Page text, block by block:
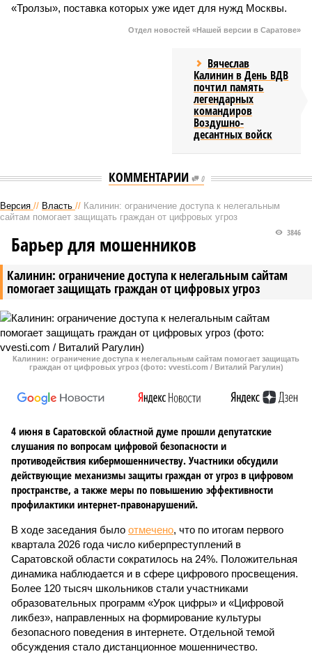
«Тролзы», поставка которых уже идет для нужд Москвы.
Отдел новостей «Нашей версии в Саратове»
Вячеслав
Калинин в День ВДВ
почтил память
легендарных
командиров
Воздушно-
десантных войск
КОММЕНТАРИИ 0
Версия // Власть // Калинин: ограничение доступа к нелегальным
сайтам помогает защищать граждан от цифровых угроз
Калинин: ограничение доступа к нелегальным сайтам
помогает защищать граждан от цифровых угроз
3846
Барьер для мошенников
Калинин: ограничение доступа к нелегальным сайтам помогает защищать
граждан от цифровых угроз (фото: vvesti.com / Виталий Рагулин)
4 июня в Саратовской областной думе прошли депутатские
слушания по вопросам цифровой безопасности и
противодействия кибермошенничеству. Участники обсудили
действующие механизмы защиты граждан от угроз в цифровом
пространстве, а также меры по повышению эффективности
профилактики интернет-правонарушений.
В ходе заседания было отмечено, что по итогам первого
квартала 2026 года число киберпреступлений в
Саратовской области сократилось на 24%. Положительная
динамика наблюдается и в сфере цифрового просвещения.
Более 120 тысяч школьников стали участниками
образовательных программ «Урок цифры» и «Цифровой
ликбез», направленных на формирование культуры
безопасного поведения в интернете. Отдельной темой
обсуждения стало дистанционное мошенничество.